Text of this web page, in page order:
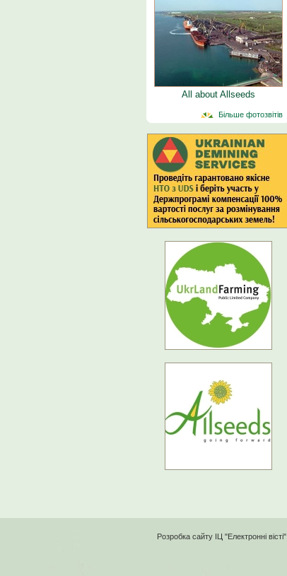
All about Allseeds
Більше фотозвітів
Розробка сайту ІЦ "Електронні вісті"